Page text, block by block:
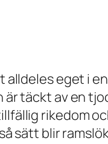
alldeles eget i
är täckt av en
rikedom
sätt blir